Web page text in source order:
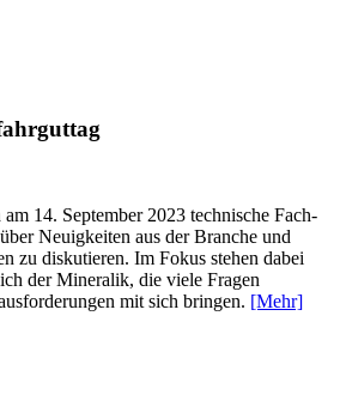
14. September 2023 technische Fach-
Neuigkeiten aus der Branche und
zu diskutieren. Im Fokus stehen dabei
der Mineralik, die viele Fragen
mit sich bringen. [Mehr]